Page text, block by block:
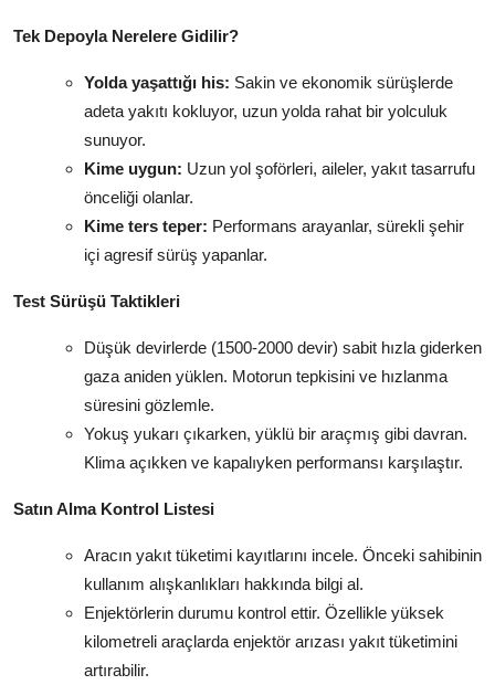
Tek Depoyla Nerelere Gidilir?
Yolda yaşattığı his: Sakin ve ekonomik sürüşlerde
adeta yakıtı kokluyor, uzun yolda rahat bir yolculuk
sunuyor.
Kime uygun: Uzun yol şoförleri, aileler, yakıt tasarrufu
önceliği olanlar.
Kime ters teper: Performans arayanlar, sürekli şehir
içi agresif sürüş yapanlar.
Test Sürüşü Taktikleri
Düşük devirlerde (1500-2000 devir) sabit hızla giderken
gaza aniden yüklen. Motorun tepkisini ve hızlanma
süresini gözlemle.
Yokuş yukarı çıkarken, yüklü bir araçmış gibi davran.
Klima açıkken ve kapalıyken performansı karşılaştır.
Satın Alma Kontrol Listesi
Aracın yakıt tüketimi kayıtlarını incele. Önceki sahibinin
kullanım alışkanlıkları hakkında bilgi al.
Enjektörlerin durumu kontrol ettir. Özellikle yüksek
kilometreli araçlarda enjektör arızası yakıt tüketimini
artırabilir.